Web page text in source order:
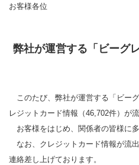
お客様各位
弊社が運営する「ビーグ
このたび、弊社が運営する「ビー
レジットカード情報（46,702件）が
お客様をはじめ、関係者の皆様に
なお、クレジットカード情報が流
連絡差し上げております。